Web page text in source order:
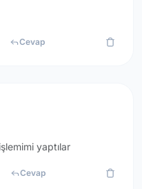
Cevap
yaptılar
Cevap